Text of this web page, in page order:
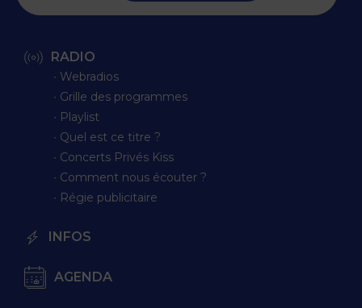
RADIO
∙ Webradios
∙ Grille des programmes
∙ Playlist
∙ Quel est ce titre ?
∙ Concerts Privés Kiss
∙ Comment nous écouter ?
∙ Régie publicitaire
INFOS
AGENDA